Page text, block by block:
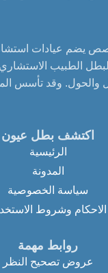
يضم عيادات
الطبيب
والحول. وقد تأسس
اكتشف بطل عيون
الرئيسية
المدونة
سياسة الخصوصية
الاحكام وشروط
روابط مهمة
عروض تصحيح النظر